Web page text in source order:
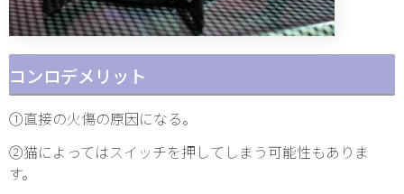
コンロデメリット
①直接の火傷の原因になる。
②猫によってはスイッチを押してしまう可能性もありま
す。